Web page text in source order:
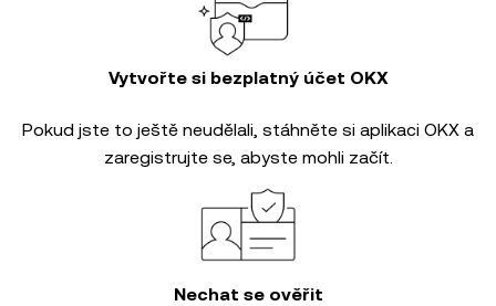
Vytvořte si bezplatný účet OKX
Pokud jste to ještě neudělali, stáhněte si aplikaci OKX a
zaregistrujte se, abyste mohli začít.
Nechat se ověřit